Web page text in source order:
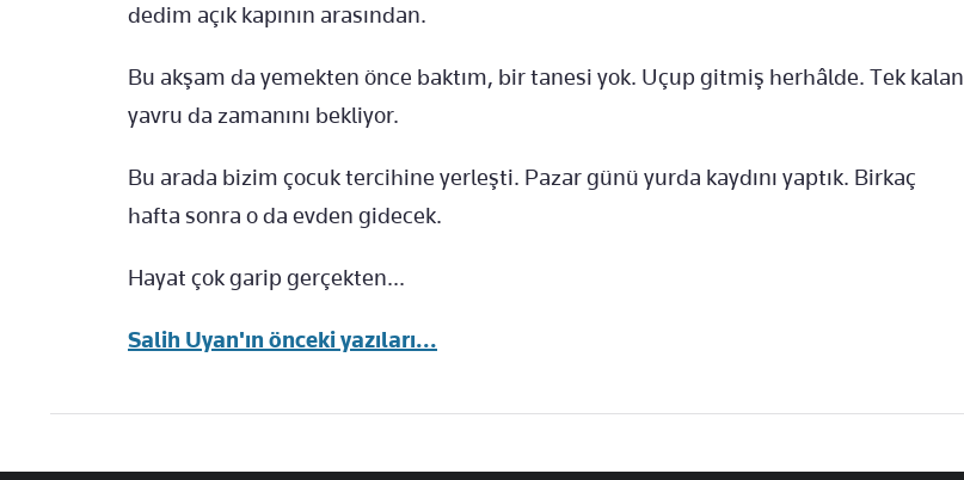
dedim açık kapının arasından.
Bu akşam da yemekten önce baktım, bir tanesi yok. Uçup gitmiş herhâlde. Tek kalan
yavru da zamanını bekliyor.
Bu arada bizim çocuk tercihine yerleşti. Pazar günü yurda kaydını yaptık. Birkaç
hafta sonra o da evden gidecek.
Hayat çok garip gerçekten...
Salih Uyan'ın önceki yazıları...